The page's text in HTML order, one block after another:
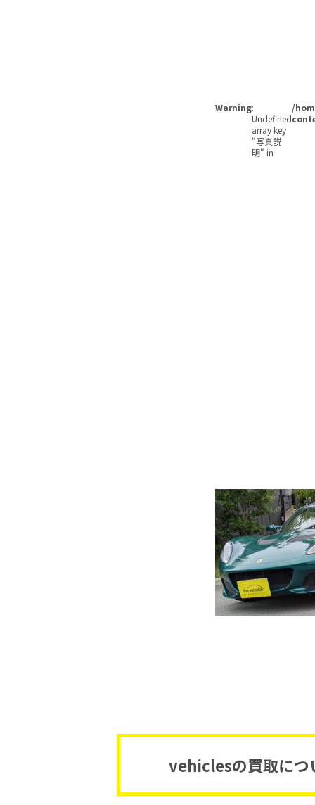
Warning:
Undefined
array key
"写真説
明" in
/
vehiclesの買取につ